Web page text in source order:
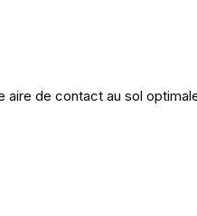
aire de contact au sol